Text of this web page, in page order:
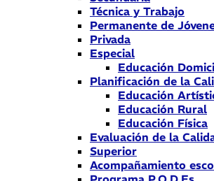
Técnica y Trabajo
Permanente de
Privada
Especial
Educación
Planificación de la
Educación
Educación Rural
Educación Física
Evaluación de la
Superior
Acompañamiento